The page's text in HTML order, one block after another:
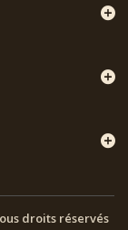
droits réservés